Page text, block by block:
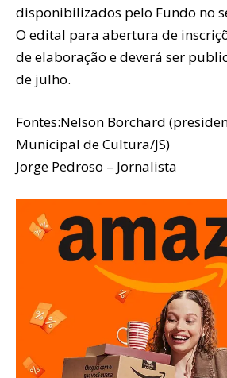
disponibilizados pelo Fundo no
O edital para abertura de
de elaboração e deverá ser
de julho.
Fontes:Nelson Borchard
Municipal de Cultura/JS)
Jorge Pedroso – Jornalista